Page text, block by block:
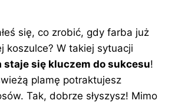
się, co zrobić, gdy farba już
koszulce? W takiej sytuacji
staje się kluczem do sukcesu!
plamę potraktujesz
Tak, dobrze słyszysz! Mimo